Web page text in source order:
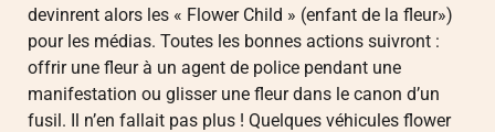
devinrent alors les « Flower Child » (enfant de la fleur»)
pour les médias. Toutes les bonnes actions suivront :
offrir une fleur à un agent de police pendant une
manifestation ou glisser une fleur dans le canon d’un
fusil. Il n’en fallait pas plus ! Quelques véhicules flower